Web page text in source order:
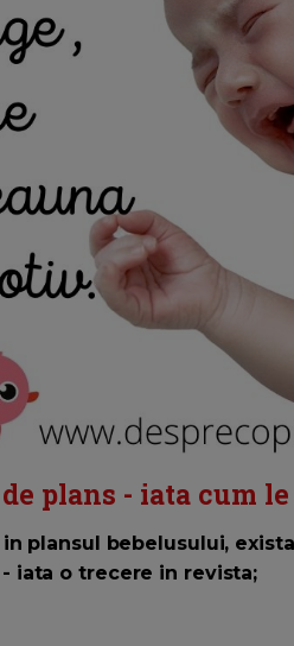
plans - iata cum
plansul bebelusului,
iata o trecere in revista;